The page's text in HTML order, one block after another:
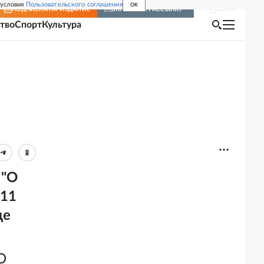
Пользовательского соглашения OK
ПОДПИСКА НА ИЗДАНИЕ ВКЛЮЧИТЬ РАССЫЛКУ
СпортКультура
"О